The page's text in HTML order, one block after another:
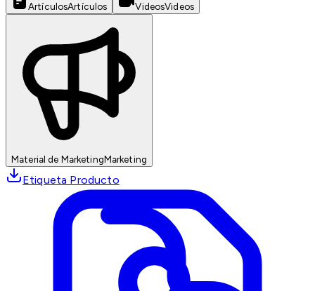
ArtículosArtículos VideosVideos
Material de MarketingMarketing
Etiqueta Producto